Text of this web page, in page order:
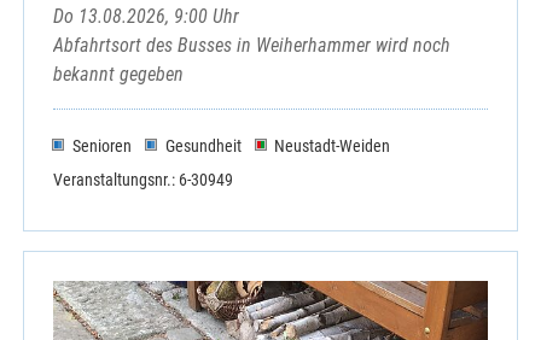
Do 13.08.2026, 9:00 Uhr
Abfahrtsort des Busses in Weiherhammer wird noch
bekannt gegeben
Senioren Gesundheit
Neustadt-Weiden
Veranstaltungsnr.: 6-30949